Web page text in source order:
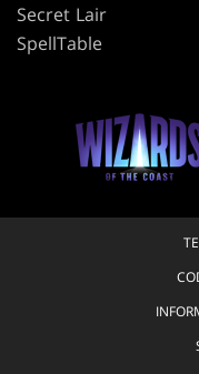
Secret Lair
SpellTable